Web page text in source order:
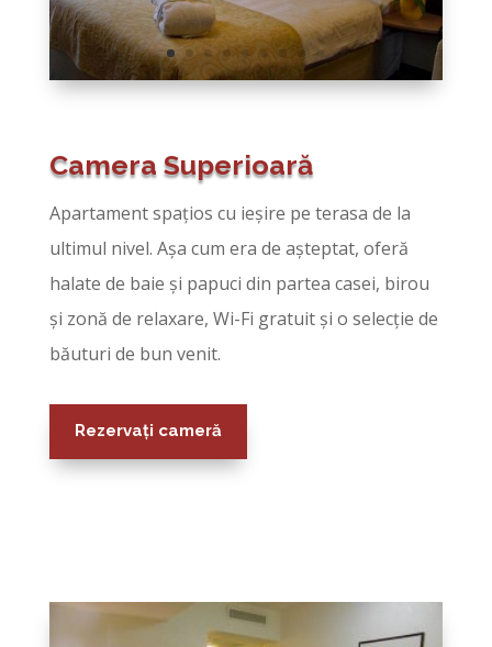
Camera Superioară
Apartament spațios cu ieșire pe terasa de la
ultimul nivel. Așa cum era de așteptat, oferă
halate de baie și papuci din partea casei, birou
și zonă de relaxare, Wi-Fi gratuit și o selecție de
băuturi de bun venit.
Rezervați cameră